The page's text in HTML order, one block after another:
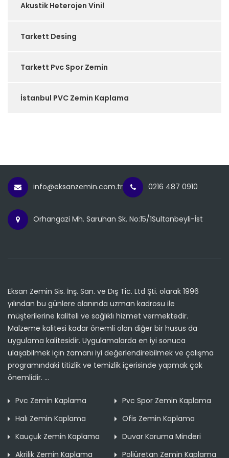
Akustik Heterojen Vinil
Tarkett Desing
Tarkett Pvc Spor Zemin
İstanbul PVC Zemin Kaplama
info@eksanzemin.com.tr 0216 487 0910
Orhangazi Mh. Saruhan Sk. No:15/1Sultanbeyli-İst
Eksan Zemin Sis. İnş. San. ve Dış Tic. Ltd Şti. olarak 1996
yılından bu günlere alanında uzman kadrosu ile
müşterilerine kaliteli ve sağlıklı hizmet vermektedir.
Malzeme kalitesi kadar önemli olan diğer bir husus da
uygulama kalitesidir. Uygulamalarda en iyi sonuca
ulaşabilmek için zamanı iyi değerlendirebilmek ve çalışma
programındaki titizlik ve temizlik içerisinde yapmak çok
önemlidir. ...
Pvc Zemin Kaplama
Pvc Spor Zemin Kaplama
Halı Zemin Kaplama
Ofis Zemin Kaplama
Kauçuk Zemin Kaplama
Duvar Koruma Minderi
Akrilik Zemin Kaplama
Poliüretan Zemin Kaplama